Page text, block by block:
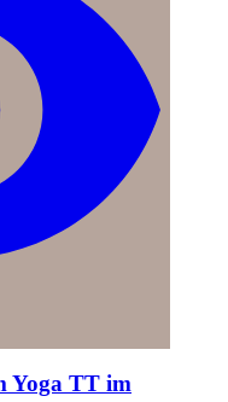
Yoga TT im